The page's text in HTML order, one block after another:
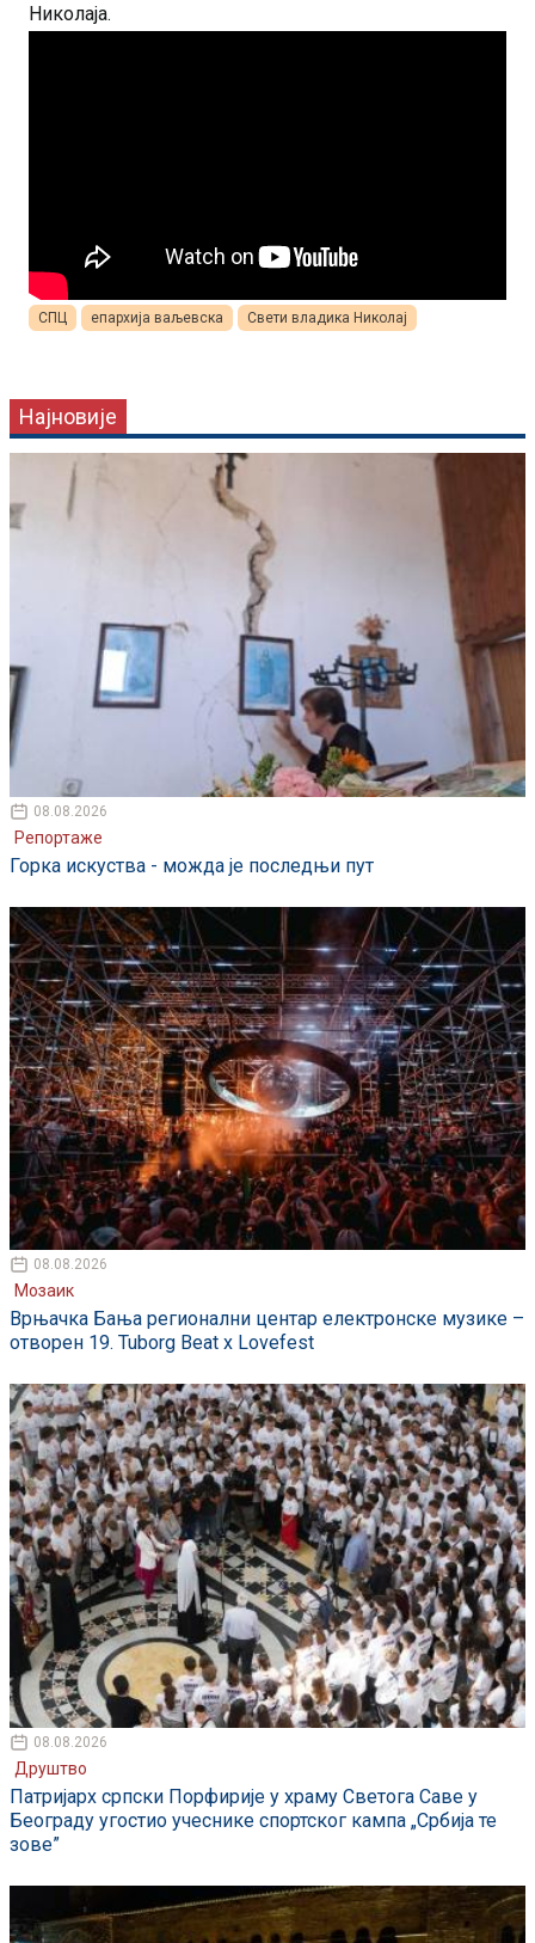
Николаја.
СПЦ епархија ваљевска Свети владика Николај
Најновије
08.08.2026
Репортаже
Горка искуства - можда је последњи пут
08.08.2026
Мозаик
Врњачка Бања регионални центар електронске музике –
отворен 19. Tuborg Beat x Lovefest
08.08.2026
Друштво
Патријарх српски Порфирије у храму Светога Саве у
Београду угостио учеснике спортског кампа „Србија те
зове”